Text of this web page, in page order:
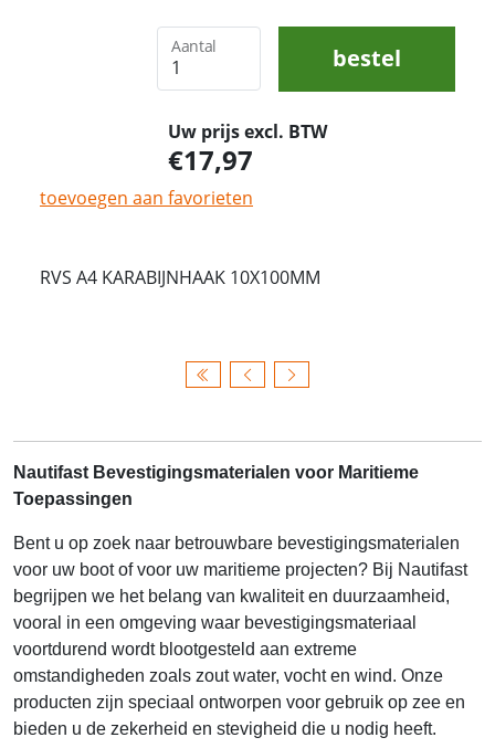
Aantal bestel
Uw prijs excl. BTW
17,97
toevoegen aan favorieten
RVS A4 KARABIJNHAAK 10X100MM
Nautifast Bevestigingsmaterialen voor Maritieme
Toepassingen
Bent u op zoek naar betrouwbare bevestigingsmaterialen
voor uw boot of voor uw maritieme projecten? Bij Nautifast
begrijpen we het belang van kwaliteit en duurzaamheid,
vooral in een omgeving waar bevestigingsmateriaal
voortdurend wordt blootgesteld aan extreme
omstandigheden zoals zout water, vocht en wind. Onze
producten zijn speciaal ontworpen voor gebruik op zee en
bieden u de zekerheid en stevigheid die u nodig heeft.